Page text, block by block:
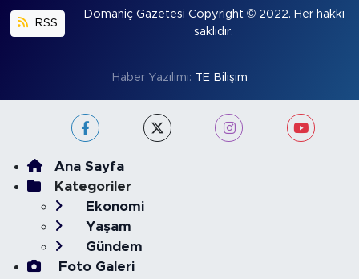
RSS
Domaniç Gazetesi Copyright © 2022. Her hakkı
saklıdır.
Haber Yazılımı: TE Bilişim
Ana Sayfa
Kategoriler
Ekonomi
Yaşam
Gündem
Foto Galeri